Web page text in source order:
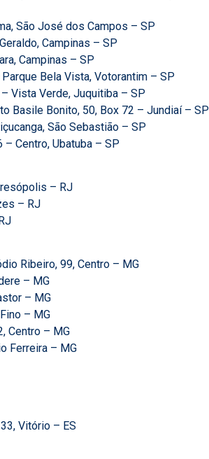
São José dos Campos – SP
Campinas – SP
Campinas – SP
Bela Vista, Votorantim – SP
Vista Verde, Juquitiba – SP
Basile Bonito, 50, Box 72 – Jundiaí – SP
São Sebastião – SP
Centro, Ubatuba – SP
– RJ
– RJ
Ribeiro, 99, Centro – MG
– MG
– MG
– MG
Centro – MG
Ferreira – MG
Vitório – ES